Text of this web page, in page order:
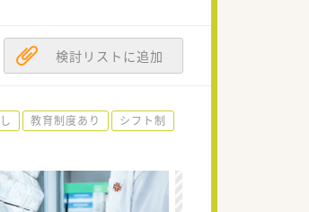
検討リストに追加
教育制度あり
シフト制